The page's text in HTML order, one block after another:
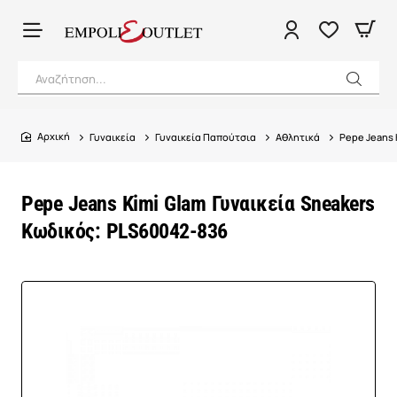
Αναζήτηση...
Pepe Jeans Kimi Glam Γυναικεία Sneakers
Κωδικός: PLS60042-836
home
Γυναικεία Γυναικεία Παπούτσια Αθλητικά Pepe Jeans